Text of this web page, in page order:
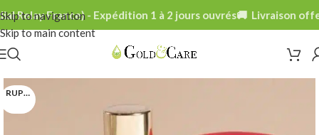
Skip to navigation
Skip to main content
France) - Expédition 1 à 2 jours ouvrés🚚 Livraison
RUPTURE